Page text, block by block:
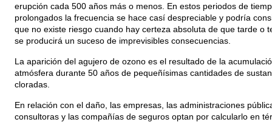
erupción cada 500 años más o menos. En estos periodos de
prolongados la frecuencia se hace casí despreciable y podría
que no existe riesgo cuando hay certeza absoluta de que tarde o
se producirá un suceso de imprevisibles consecuencias.
La aparición del agujero de ozono es el resultado de la
atmósfera durante 50 años de pequeñísimas cantidades de
cloradas.
En relación con el daño, las empresas, las administraciones
consultoras y las compañías de seguros optan por calcularlo en